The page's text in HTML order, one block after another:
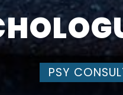
PSY